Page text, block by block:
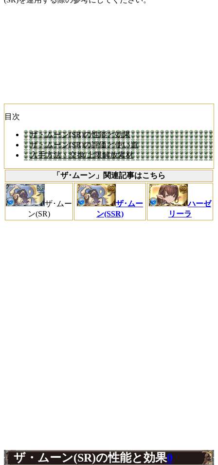
目次
ザ・ムーン(SR)の性能と効果
ザ・ムーン(SR)の評価と使い道
入手方法・交換/上限解放素材
「ザ･ムーン」関連記事はこちら
ザ･ムー
ン(SR)
ザ･ムー
ン(SSR)
ハーゼ
リーラ
ザ・ムーン(SR)の性能と効果0